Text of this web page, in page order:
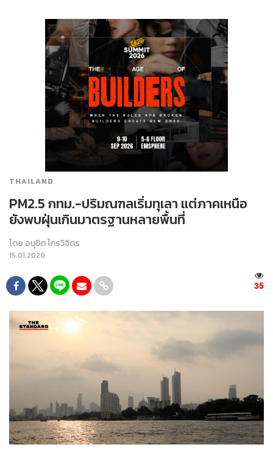
THAILAND
PM2.5 กทม.-ปริมณฑลเริ่มทุเลา แต่ภาคเหนือ
ยังพบฝุ่นเกินมาตรฐานหลายพื้นที่
โดย อนุชิต ไกรวิจิตร
15.01.2020
35